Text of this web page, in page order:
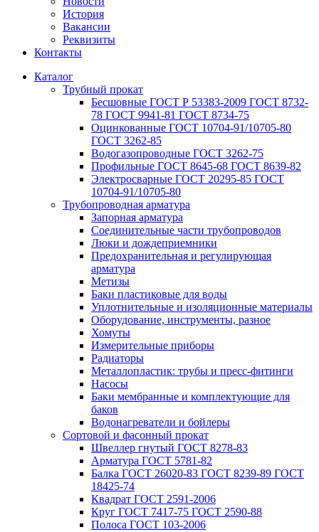
История
Вакансии
Реквизиты
Контакты
Каталог
Трубный прокат
Беcшовные ГОСТ Р 53383-2009 ГОСТ 8732-
78 ГОСТ 9941-81 ГОСТ 8734-75
Оцинкованные ГОСТ 10704-91/10705-80
ГОСТ 3262-85
Водогазопроводные ГОСТ 3262-75
Профильные ГОСТ 8645-68 ГОСТ 8639-82
Электросварные ГОСТ 20295-85 ГОСТ
10704-91/10705-80
Трубопроводная арматура
Запорная арматура
Соединительные части трубопроводов
Люки и дождеприемники
Предохранительная и регулирующая
арматура
Метизы
Баки пластиковые для воды
Уплотнительные и изоляционные материалы
Оборудование, инструменты, разное
Хомуты
Измерительные приборы
Радиаторы
Металлопластик: трубы и пресс-фитинги
Насосы
Баки мембранные и комплектующие для
баков
Водонагреватели и бойлеры
Сортовой и фасонный прокат
Швеллер гнутый ГОСТ 8278-83
Арматура ГОСТ 5781-82
Балка ГОСТ 26020-83 ГОСТ 8239-89 ГОСТ
18425-74
Квадрат ГОСТ 2591-2006
Круг ГОСТ 7417-75 ГОСТ 2590-88
Полоса ГОСТ 103-2006